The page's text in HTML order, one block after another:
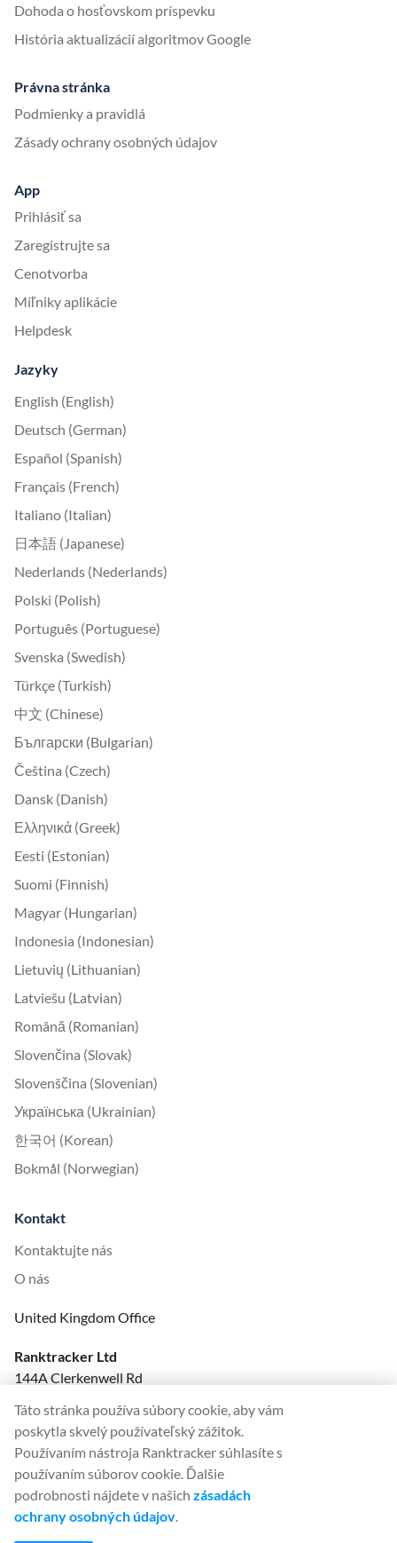
Dohoda o hosťovskom príspevku
História aktualizácií algoritmov Google
Právna stránka
Podmienky a pravidlá
Zásady ochrany osobných údajov
App
Prihlásiť sa
Zaregistrujte sa
Cenotvorba
Míľniky aplikácie
Helpdesk
Jazyky
English (English)
Deutsch (German)
Español (Spanish)
Français (French)
Italiano (Italian)
日本語 (Japanese)
Nederlands (Nederlands)
Polski (Polish)
Português (Portuguese)
Svenska (Swedish)
Türkçe (Turkish)
中文 (Chinese)
Български (Bulgarian)
Čeština (Czech)
Dansk (Danish)
Ελληνικά (Greek)
Eesti (Estonian)
Suomi (Finnish)
Magyar (Hungarian)
Indonesia (Indonesian)
Lietuvių (Lithuanian)
Latviešu (Latvian)
Română (Romanian)
Slovenčina (Slovak)
Slovenščina (Slovenian)
Українська (Ukrainian)
한국어 (Korean)
Bokmål (Norwegian)
Kontakt
Kontaktujte nás
O nás
United Kingdom Office
Ranktracker Ltd
144A Clerkenwell Rd
Company No: 08820809
felix@ranktracker.com
2015 -2026© Ranktracker. All Rights Reserved.
Táto stránka používa súbory cookie, aby vám
poskytla skvelý používateľský zážitok.
Používaním nástroja Ranktracker súhlasíte s
používaním súborov cookie. Ďalšie
podrobnosti nájdete v našich zásadách
ochrany osobných údajov.